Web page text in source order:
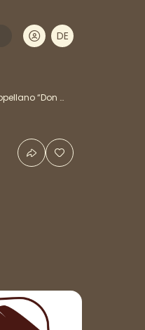
DE
IT
EN
FR
Amedeo Ruscetta”